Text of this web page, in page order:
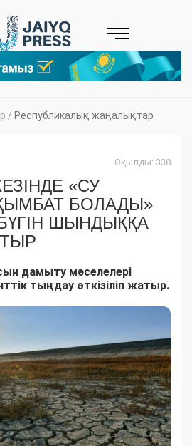
/ Республикалық жаңалықтар
Оқылды: 338
«СУ
БОЛАДЫ»
ШЫНДЫҚҚА
дамыту мәселелері
тыңдау өткізіліп жатыр.